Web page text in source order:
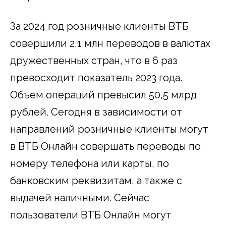
За 2024 год розничные клиенты ВТБ
совершили 2,1 млн переводов в валютах
дружественных стран, что в 6 раз
превосходит показатель 2023 года.
Объем операций превысил 50,5 млрд
рублей. Сегодня в зависимости от
направлений розничные клиенты могут
в ВТБ Онлайн совершать переводы по
номеру телефона или карты, по
банковским реквизитам, а также с
выдачей наличными. Сейчас
пользователи ВТБ Онлайн могут